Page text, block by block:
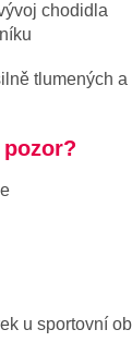
chodidla
tlumených
u sportovní